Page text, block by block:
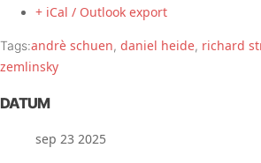
+ iCal / Outlook export
Tags:andrè schuen, daniel heide, richard
zemlinsky
DATUM
sep 23 2025